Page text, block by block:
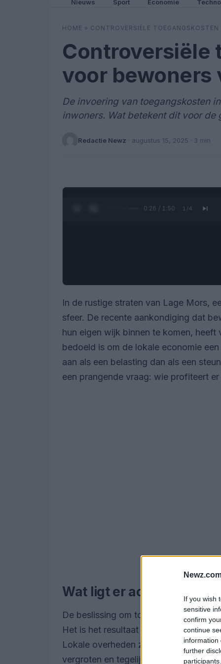
If you wish
sensitive
confirm
continue
information
further
Nieuws Sport Economie
HOME » CONTROVERSIËLE
Controversiële
voor bewoners
De invoering van toegangskosten
inwoners. Wat betekent dit voor de
Redactie Newz · augustus 15, 2025 · 3 min
0:27 / 1:50 1 /4
In de rustige straten van Lage Mors,
sfeer. De recente aankondiging dat
hun eigen wijk binnen te komen,
bedoeld is om de lokale economie
aan als een belasting dan als een
een prangende vraag: wie profiteert
Wat ligt er achter de
De beslissing om toegangskosten in
Het is het resultaat van een complex
Lokale overheden zijn op zoek naar
vergroten en tegelijkertijd de